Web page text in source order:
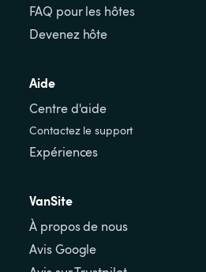
FAQ pour les hôtes
Devenez hôte
Aide
Centre d'aide
Contactez le support
Expériences
VanSite
À propos de nous
Avis Google